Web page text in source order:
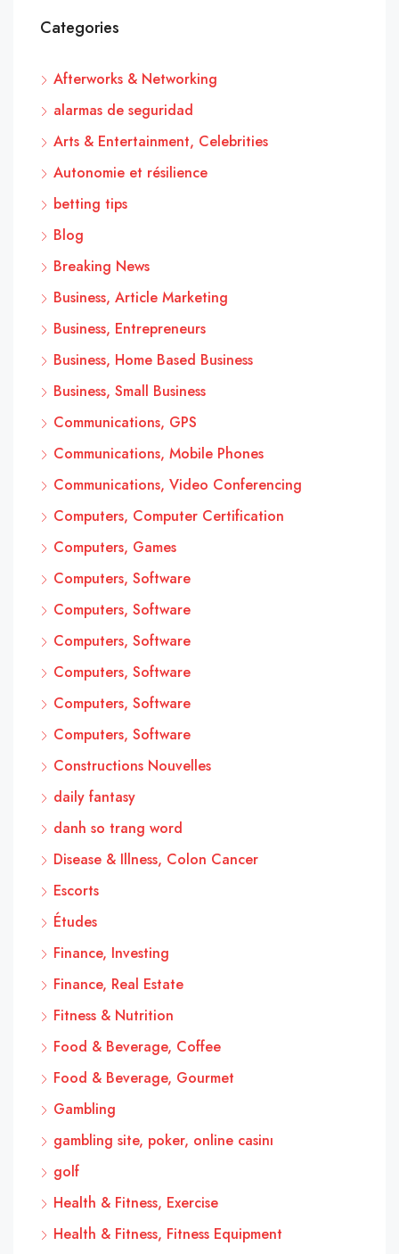
Categories
Afterworks & Networking
alarmas de seguridad
Arts & Entertainment, Celebrities
Autonomie et résilience
betting tips
Blog
Breaking News
Business, Article Marketing
Business, Entrepreneurs
Business, Home Based Business
Business, Small Business
Communications, GPS
Communications, Mobile Phones
Communications, Video Conferencing
Computers, Computer Certification
Computers, Games
Computers, Software
Computers, Software
Computers, Software
Computers, Software
Computers, Software
Computers, Software
Constructions Nouvelles
daily fantasy
danh so trang word
Disease & Illness, Colon Cancer
Escorts
Études
Finance, Investing
Finance, Real Estate
Fitness & Nutrition
Food & Beverage, Coffee
Food & Beverage, Gourmet
Gambling
gambling site, poker, online casinı
golf
Health & Fitness, Exercise
Health & Fitness, Fitness Equipment